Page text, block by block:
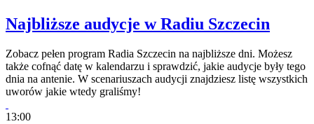
Najbliższe audycje w Radiu Szczecin
Zobacz pełen program Radia Szczecin na najbliższe dni. Możesz
także cofnąć datę w kalendarzu i sprawdzić, jakie audycje były tego
dnia na antenie. W scenariuszach audycji znajdziesz listę wszystkich
uworów jakie wtedy graliśmy!
13:00